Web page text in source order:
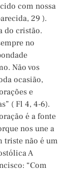
com nossa
29 ).
do cristão.
no
Não vos
ocasião,
e
( Fl 4, 4-6).
é a fonte
nos une a
triste não é um
A
“Com